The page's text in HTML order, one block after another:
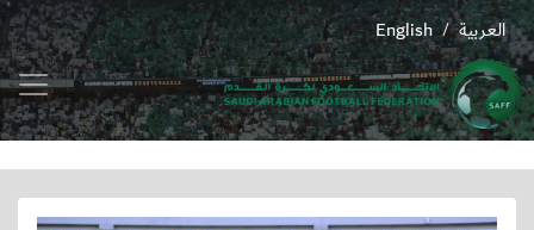
English / العربية